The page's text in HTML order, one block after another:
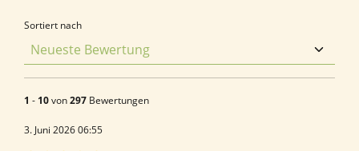
Sortiert nach
1 - 10von297 Bewertungen
3. Juni 2026 06:55